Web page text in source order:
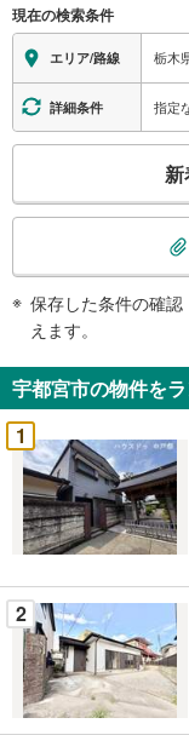
現在の検索条件
エリア/路線 栃木
詳細条件 指定
検
知
を
受
け
取
る
・
条
件
を
マ
イ
ペ
ー
新
保存した条件の確
えます。
宇都宮市の物件を
1
2